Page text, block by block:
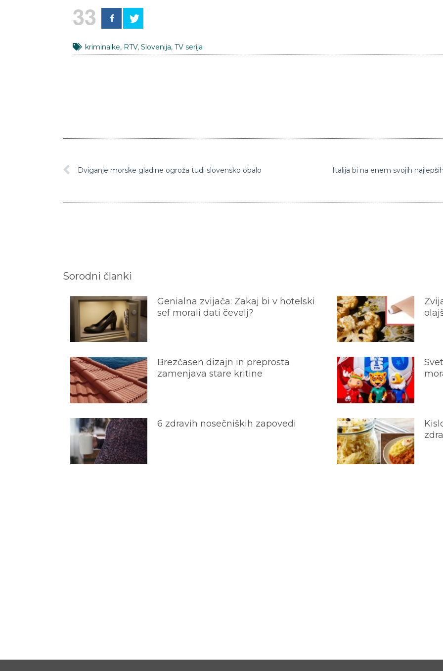
33
kriminalke, RTV, Slovenija, TV serija
Dviganje morske gladine ogroža tudi slovensko obalo
Sorodni članki
Genialna zvijača: Zakaj bi v hotelski
sef morali dati čevelj?
Brezčasen dizajn in preprosta
zamenjava stare kritine
6 zdravih nosečniških zapovedi